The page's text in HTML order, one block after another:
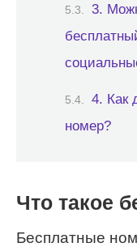
3.
4. Как
номер?
Что такое
Бесплатные